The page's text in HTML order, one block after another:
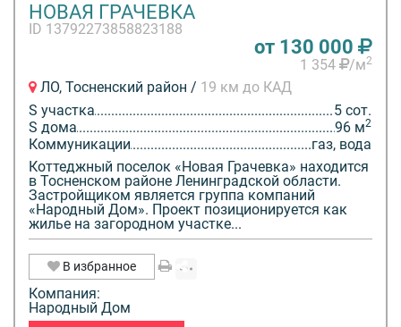
НОВАЯ ГРАЧЕВКА
ID 13792273858823188
от 130 000
1 354 /м2
ЛО, Тосненский район / 19 км до КАД
S участка
5 сот.
S дома
96 м2
Коммуникации
газ, вода
Коттеджный поселок «Новая Грачевка» находится
в Тосненском районе Ленинградской области.
Застройщиком является группа компаний
«Народный Дом». Проект позиционируется как
жилье на загородном участке...
В избранное
Компания:
Народный Дом